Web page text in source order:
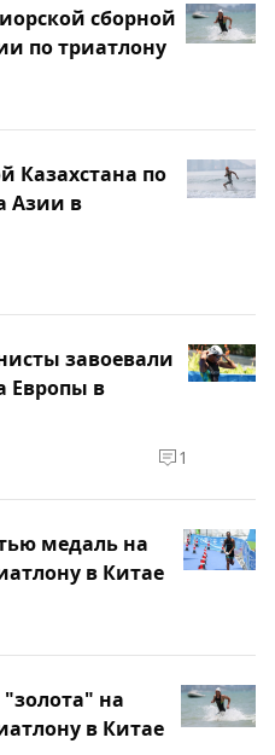
сборной
по триатлону
Казахстана по
Азии в
завоевали
Европы в
1
медаль на
в Китае
"золота" на
в Китае